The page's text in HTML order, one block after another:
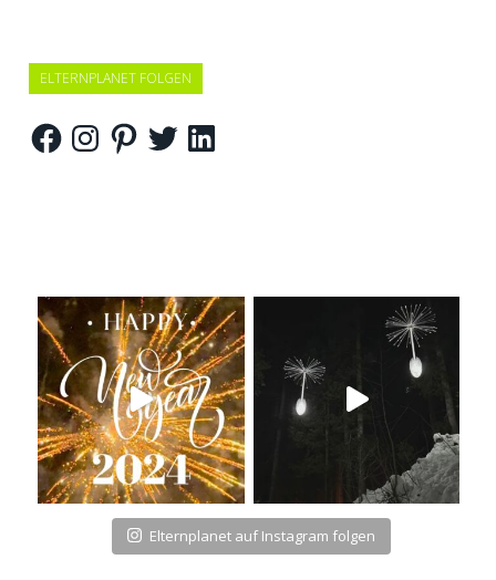
ELTERNPLANET FOLGEN
FacebookInstagramPinterestTwitterLinkedIn
Elternplanet auf Instagram folgen